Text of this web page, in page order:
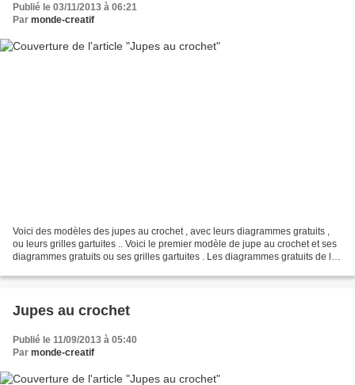
Publié le 03/11/2013 à 06:21
Par monde-creatif
Voici des modèles des jupes au crochet , avec leurs diagrammes gratuits ,
ou leurs grilles gartuites .. Voici le premier modèle de jupe au crochet et ses
diagrammes gratuits ou ses grilles gartuites . Les diagrammes gratuits de la
Jupes au crochet
Publié le 11/09/2013 à 05:40
Par monde-creatif